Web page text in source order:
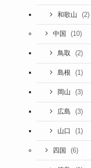
和歌山 (2)
中国 (10)
鳥取 (2)
島根 (1)
岡山 (3)
広島 (3)
山口 (1)
四国 (6)